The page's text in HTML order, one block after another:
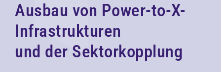
Ausbau von Power-to-X-
Infrastrukturen
und der Sektorkopplung